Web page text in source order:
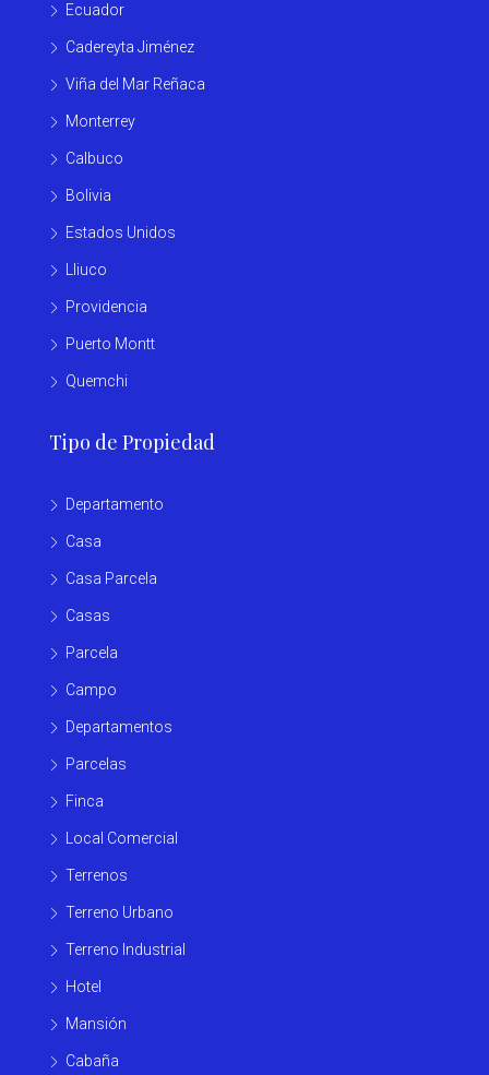
Ecuador
Cadereyta Jiménez
Viña del Mar Reñaca
Monterrey
Calbuco
Bolivia
Estados Unidos
Lliuco
Providencia
Puerto Montt
Quemchi
Tipo de Propiedad
Departamento
Casa
Casa Parcela
Casas
Parcela
Campo
Departamentos
Parcelas
Finca
Local Comercial
Terrenos
Terreno Urbano
Terreno Industrial
Hotel
Mansión
Cabaña